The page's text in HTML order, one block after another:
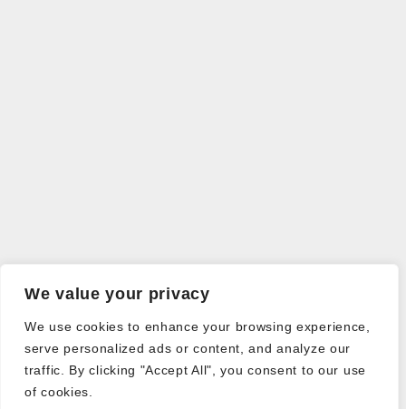
We value your privacy
We use cookies to enhance your browsing experience,
serve personalized ads or content, and analyze our
traffic. By clicking "Accept All", you consent to our use
of cookies.